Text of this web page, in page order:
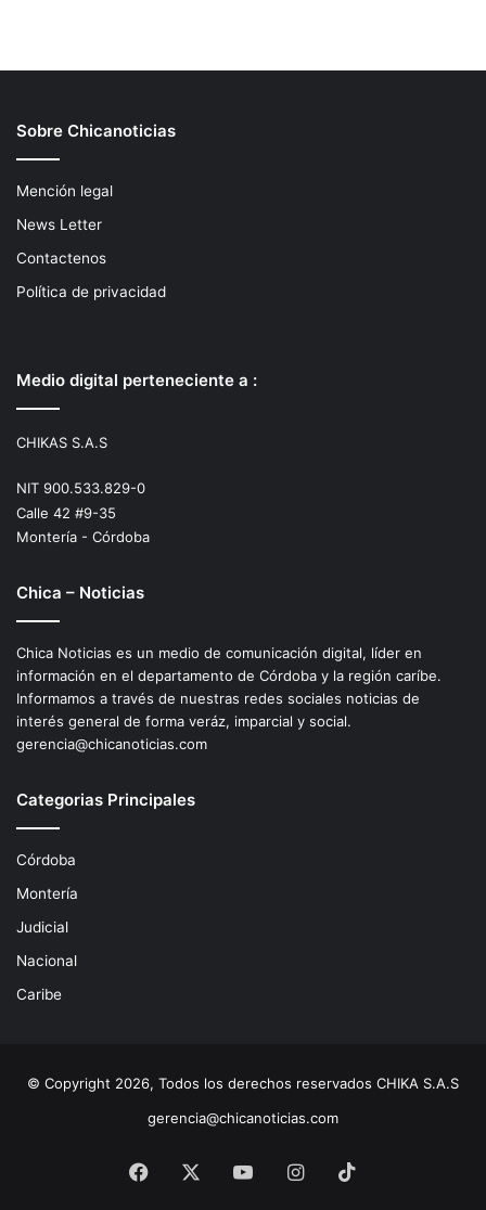
Sobre Chicanoticias
Mención legal
News Letter
Contactenos
Política de privacidad
Medio digital perteneciente a :
CHIKAS S.A.S
NIT 900.533.829-0
Calle 42 #9-35
Montería - Córdoba
Chica – Noticias
Chica Noticias es un medio de comunicación digital, líder en
información en el departamento de Córdoba y la región caríbe.
Informamos a través de nuestras redes sociales noticias de
interés general de forma veráz, imparcial y social.
gerencia@chicanoticias.com
Categorias Principales
Córdoba
Montería
Judicial
Nacional
Caribe
© Copyright 2026, Todos los derechos reservados CHIKA S.A.S
gerencia@chicanoticias.com
Facebook YouTubeInstagram